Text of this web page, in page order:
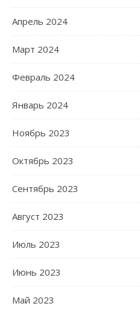
Апрель 2024
Март 2024
Февраль 2024
Январь 2024
Ноябрь 2023
Октябрь 2023
Сентябрь 2023
Август 2023
Июль 2023
Июнь 2023
Май 2023